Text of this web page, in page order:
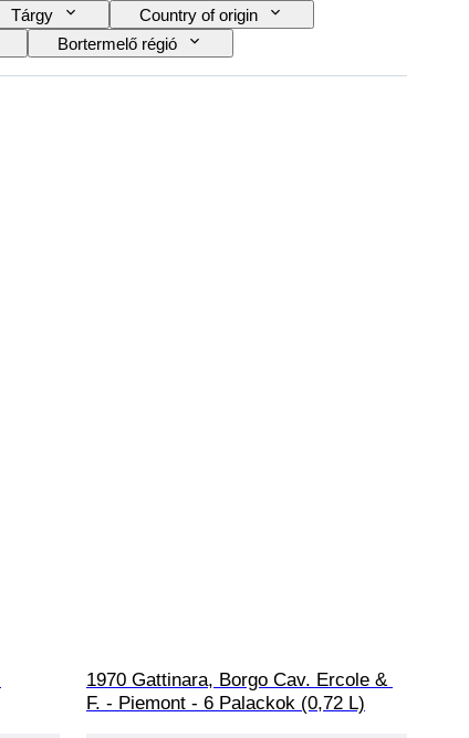
Tárgy
Country of origin
Bortermelő régió
1970 Gattinara, Borgo Cav. Ercole &
F. - Piemont - 6 Palackok (0,72 L)